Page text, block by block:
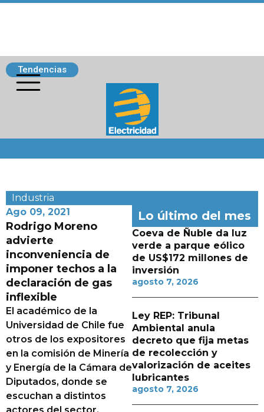
Tendencias
Industria
Ago 09, 2021
Rodrigo Moreno
advierte
inconveniencia de
imponer techos a la
declaración de gas
inflexible
El académico de la
Universidad de Chile fue
otros de los expositores
en la comisión de Minería
y Energía de la Cámara de
Diputados, donde se
escuchan a distintos
Lo último del mes
Coeva de Ñuble da luz
verde a parque eólico
de US$172 millones de
inversión
agosto 7, 2026
Ley REP: Tribunal
Ambiental anula
decreto que fija metas
de recolección y
valorización de aceites
lubricantes
agosto 7, 2026